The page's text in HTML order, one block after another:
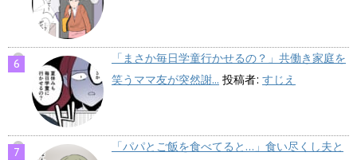
「まさか毎日学童行かせるの？」共働き家庭を
笑うママ友が突然謝... 投稿者: すじえ
「パパとご飯を食べてると…」食い尽くし夫と